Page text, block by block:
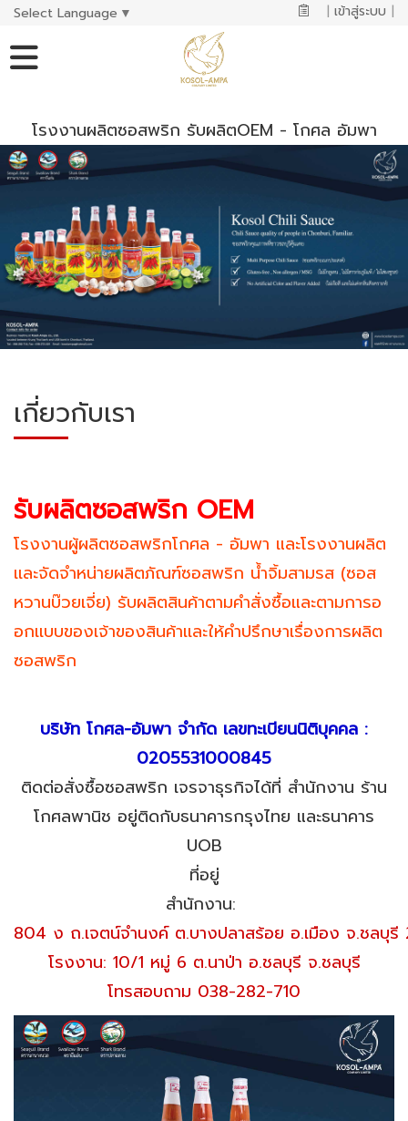
Select Language ▼ | เข้าสู่ระบบ |
โรงงานผลิตซอสพริก รับผลิตOEM - โกศล อัมพา
เกี่ยวกับเรา
รับผลิตซอสพริก OEM
โรงงานผู้ผลิตซอสพริกโกศล - อัมพา และโรงงานผลิต
เเละจัดจำหน่ายผลิตภัณฑ์ซอสพริก น้ำจิ้มสามรส (ซอส
หวานบ๊วยเจี่ย) รับผลิตสินค้าตามคำสั่งซื้อและตามการอ
อกเเบบของเจ้าของสินค้าเเละให้คำปรึกษาเรื่องการผลิต
ซอสพริก
บริษัท โกศล-อัมพา จำกัด เลขทะเบียนนิติบุคคล :
0205531000845
ติดต่อสั่งซื้อซอสพริก เจรจาธุรกิจได้ที่ สำนักงาน ร้าน
โกศลพานิช อยู่ติดกับธนาคารกรุงไทย และธนาคาร
UOB
ที่อยู่
สำนักงาน:
804 ง ถ.เจตน์จำนงค์ ต.บางปลาสร้อย อ.เมือง จ.ชลบุ
โรงงาน: 10/1 หมู่ 6 ต.นาป่า อ.ชลบุรี จ.ชลบุรี
โทรสอบถาม 038-282-710